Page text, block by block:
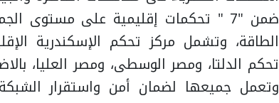
ضمن "7 " تحكمات إقليمية على مستوى
الطاقة، وتشمل مركز تحكم الإسكندرية
تحكم الدلتا، ومصر الوسطى، ومصر العليا،
وتعمل جميعها لضمان أمن واستقرار الشبكة